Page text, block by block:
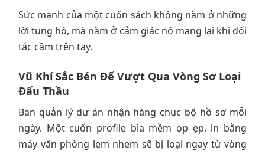
Sức mạnh của một cuốn sách không nằm ở những
lời tung hô, mà nằm ở cảm giác nó mang lại khi đối
tác cầm trên tay.
Vũ Khí Sắc Bén Để Vượt Qua Vòng Sơ Loại
Đấu Thầu
Ban quản lý dự án nhận hàng chục bộ hồ sơ mỗi
ngày. Một cuốn profile bìa mềm ọp ẹp, in bằng
máy văn phòng lem nhem sẽ bị loại ngay từ vòng